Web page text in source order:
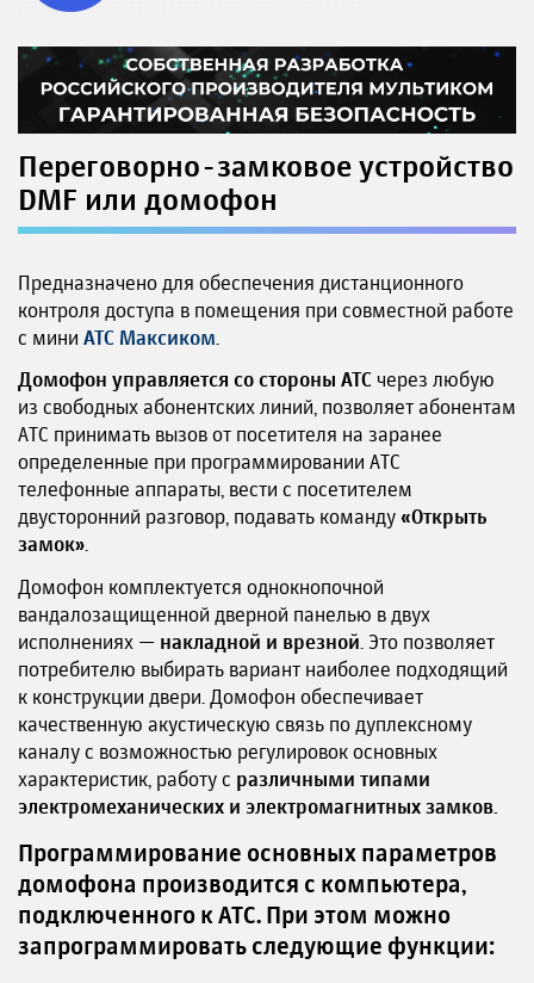
Переговорно-замковое устройство
DMF или домофон
Предназначено для обеспечения дистанционного
контроля доступа в помещения при совместной работе
с мини АТС Максиком
Домофон управляется со стороны АТС через любую
из свободных абонентских линий, позволяет абонентам
АТС принимать вызов от посетителя на заранее
определенные при программировании АТС
телефонные аппараты, вести с посетителем
двусторонний разговор, подавать команду «Открыть
замок».
Домофон комплектуется однокнопочной
вандалозащищенной дверной панелью в двух
исполнениях — накладной и врезной. Это позволяет
потребителю выбирать вариант наиболее подходящий
к конструкции двери. Домофон обеспечивает
качественную акустическую связь по дуплексному
каналу с возможностью регулировок основных
характеристик, работу с различными типами
электромеханических и электромагнитных замков.
Программирование основных параметров
домофона производится с компьютера,
подключенного к АТС. При этом можно
запрограммировать следующие функции: